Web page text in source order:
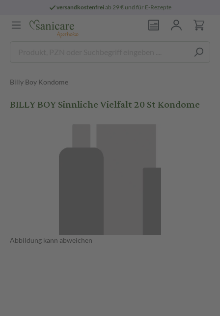
versandkostenfreiab 29 € und für E-Rezepte
Billy Boy Kondome
BILLY BOY Sinnliche Vielfalt 20 St Kondome
Abbildung kann abweichen